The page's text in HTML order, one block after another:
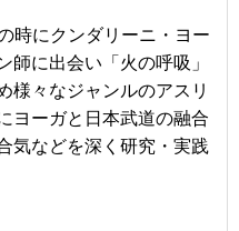
時にクンダリーニ・ヨー
に出会い「火の呼吸」
様々なジャンルのアスリ
ヨーガと日本武道の融合
気などを深く研究・実践